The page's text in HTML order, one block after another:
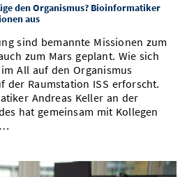
den Organismus? Bioinformatiker
aus
sind bemannte Missionen zum
zum Mars geplant. Wie sich
All auf den Organismus
der Raumstation ISS erforscht.
Andreas Keller an der
hat gemeinsam mit Kollegen